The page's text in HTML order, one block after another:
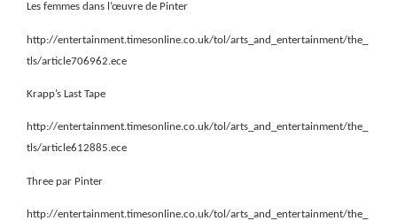
Les femmes dans l’œuvre de Pinter
http://entertainment.timesonline.co.uk/tol/arts_and_entertainment/the_
tls/article706962.ece
Krapp’s Last Tape
http://entertainment.timesonline.co.uk/tol/arts_and_entertainment/the_
tls/article612885.ece
Three par Pinter
http://entertainment.timesonline.co.uk/tol/arts_and_entertainment/the_